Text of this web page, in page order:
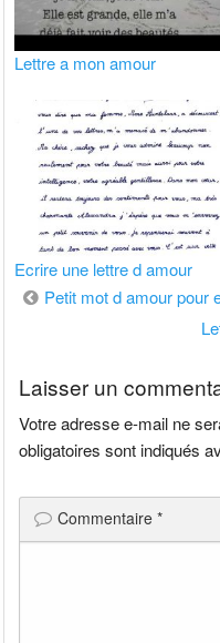
Lettre a mon amour
Ecrire une lettre d amour
Navigation
Petit mot d amour pour
Laisser un
Votre adresse e-mail ne
obligatoires sont indiqués
Commentaire*